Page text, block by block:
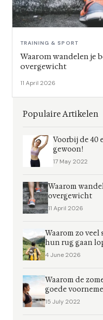
TRAINING & SPORT
Waarom wandelen je
overgewicht
11 April 2026
Populaire Artikelen
Voorbij de 40
gewoon!
17 May 2022
Waarom
overgewicht
11 April 2026
Waarom zo
hun rug gaan
4 June 2026
Waarom de
goede
15 July 2022